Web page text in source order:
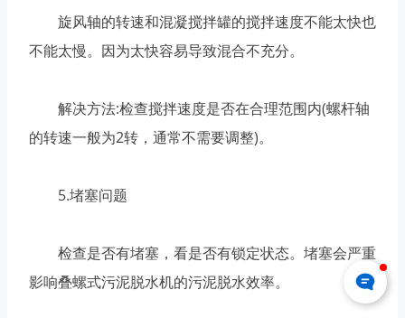
旋风轴的转速和混凝搅拌罐的搅拌速度不能太快也
不能太慢。因为太快容易导致混合不充分。
解决方法:检查搅拌速度是否在合理范围内(螺杆轴
的转速一般为2转，通常不需要调整)。
5.堵塞问题
检查是否有堵塞，看是否有锁定状态。堵塞会严重
影响叠螺式污泥脱水机的污泥脱水效率。